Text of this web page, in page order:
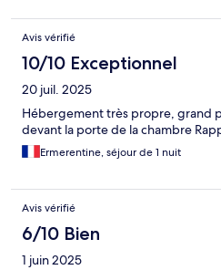
Avis vérifié
10/10 Exceptionnel
20 juil. 2025
Hébergement très propre, grand
devant la porte de la chambre
Ermerentine, séjour de 1 nuit
Avis vérifié
6/10 Bien
1 juin 2025